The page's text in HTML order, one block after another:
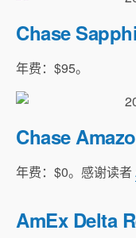
Chase
年费：$95。
Chase
年费：$0。感谢读者
AmEx Delta